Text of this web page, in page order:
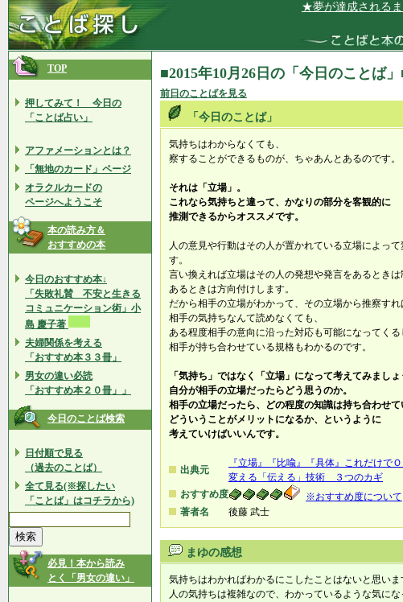
★夢が達成されるまで
TOP
押してみて！ 今日の
「ことば占い」
アファメーションとは？
「無地のカード」ページ
オラクルカードの
ページへようこそ
本の読み方＆
おすすめの本
今日のおすすめ本↓
「失敗礼賛 不安と生きる
コミュニケーション術」小
島 慶子著
夫婦関係を考える
「おすすめ本３３冊」
男女の違い必読
「おすすめ本２０冊」」
今日のことば検索
日付順で見る
（過去のことば）
全て見る(※探したい
「ことば」はコチラから)
必見！本から読み
とく「男女の違い」
■2015年10月26日の「今日のことば
前日のことばを見る
「今日のことば」
気持ちはわからなくても、
察することができるものが、ちゃあんとあるのです。
それは「立場」。
これなら気持ちと違って、かなりの部分を客観的に
推測できるからオススメです。
人の意見や行動はその人が置かれている立場によって
す。
言い換えれば立場はその人の発想や発言をあるときは
あるときは方向付けします。
だから相手の立場がわかって、その立場から推察すれ
相手の気持ちなんて読めなくても、
ある程度相手の意向に沿った対応も可能になってくる
相手が持ち合わせている規格もわかるのです。
「気持ち」ではなく「立場」になって考えてみましょ
自分が相手の立場だったらどう思うのか。
相手の立場だったら、どの程度の知識は持ち合わせて
どういうことがメリットになるか、というように
考えていけばいいんです。
出典元
『立場』『比喩』『具体』これだけで
変える「伝える」技術 ３つのカギ
おすすめ度
※おすすめ度について
著者名
後藤 武士
まゆの感想
気持ちはわかればわかるにこしたことはないと思いま
人の気持ちは複雑なので、わかっているような気にな